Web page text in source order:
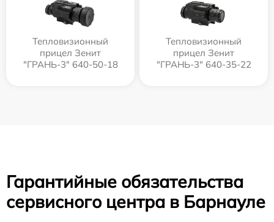
Тепловизионный
прицел Зенит
"ГРАНЬ-3" 640-50-18
Тепловизионный
прицел Зенит
"ГРАНЬ-3" 640-35-22
Гарантийные обязательства
сервисного центра в Барнауле